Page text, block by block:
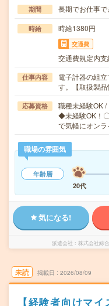
期間 長期でお仕事で
時給 時給1380円
交通費
交通費規定内支
仕事内容
電子計器の組
す。【取扱製
応募資格
職種未経験OK
◆未経験OK！
で気軽にオン
職場の雰囲気
年齢層
20代
気になる!
派遣会社 株式会社綜
未読 掲載日 2026/08/09
【経験者向けマ